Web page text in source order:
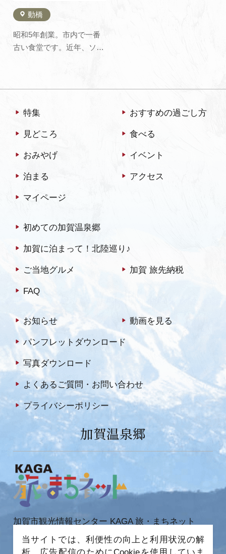
動橋
昭和5年創業。市内で一番
古い食堂です。近年、ソー
ります。鳥ガラ、豚骨を煮
ラーメンも絶品です。麺は
し、加水…
特集 おすすめの過ごし方
見どころ 食べる
おみやげ イベント
泊まる アクセス
マイページ
初めての加賀温泉郷
加賀に泊まって！北陸巡り♪
ご当地グルメ 加賀 旅先納税
FAQ
お知らせ 動画を見る
パンフレットダウンロード
写真ダウンロード
よくあるご質問・お問い合わせ
プライバシーポリシー
加賀温泉郷
加賀市観光情報センター KAGA 旅・まちネット
〒922-0423
石川県加賀市作見町ヲ6-2 JR 加賀温泉駅内
当サイトでは、利便性の向上と利用状況の解